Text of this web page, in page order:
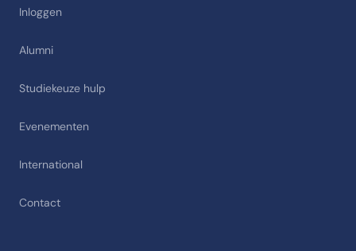
Inloggen
Alumni
Studiekeuze hulp
Evenementen
International
Contact